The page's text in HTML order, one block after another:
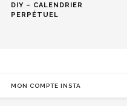
DIY – CALENDRIER
PERPÉTUEL
MON COMPTE INSTA